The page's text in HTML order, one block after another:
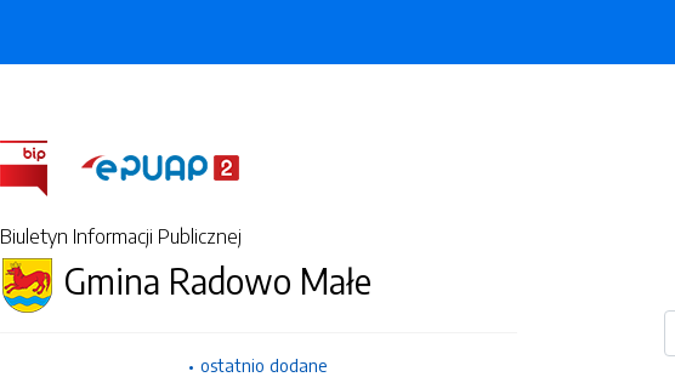
Biuletyn Informacji Publicznej
Gmina Radowo Małe
ostatnio dodane